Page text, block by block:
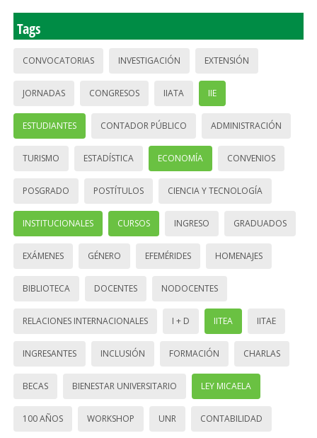
Tags
CONVOCATORIAS INVESTIGACIÓN EXTENSIÓN
JORNADAS CONGRESOS IIATA IIE
ESTUDIANTES CONTADOR PÚBLICO ADMINISTRACIÓN
TURISMO ESTADÍSTICA ECONOMÍA CONVENIOS
POSGRADO POSTÍTULOS CIENCIA Y TECNOLOGÍA
INSTITUCIONALES CURSOS INGRESO GRADUADOS
EXÁMENES GÉNERO EFEMÉRIDES HOMENAJES
BIBLIOTECA DOCENTES NODOCENTES
RELACIONES INTERNACIONALES I + D IITEA IITAE
INGRESANTES INCLUSIÓN FORMACIÓN CHARLAS
BECAS BIENESTAR UNIVERSITARIO LEY MICAELA
100 AÑOS WORKSHOP UNR CONTABILIDAD